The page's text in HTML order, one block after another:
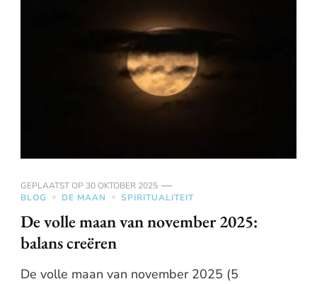
GEPLAATST OP 30 OKTOBER 2025
BLOG
DE MAAN SPIRITUALITEIT
De volle maan van november 2025:
balans creëren
De volle maan van november 2025 (5